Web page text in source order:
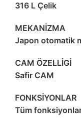
316 L Çelik
MEKANİZMA
Japon otomatik
CAM ÖZELLİGİ
Safir CAM
FONKSİYONLAR
Tüm